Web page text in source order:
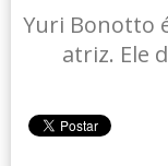
Yuri Bonotto
atriz. Ele